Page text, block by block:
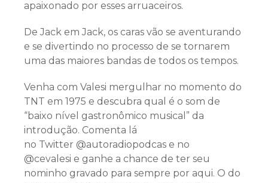
apaixonado por esses arruaceiros.
De Jack em Jack, os caras vão se aventurando
e se divertindo no processo de se tornarem
uma das maiores bandas de todos os tempos.
Venha com Valesi mergulhar no momento do
TNT em 1975 e descubra qual é o som de
“baixo nível gastronômico musical” da
introdução. Comenta lá
no Twitter @autoradiopodcas e no
@cevalesi e ganhe a chance de ter seu
nominho gravado para sempre por aqui. O do